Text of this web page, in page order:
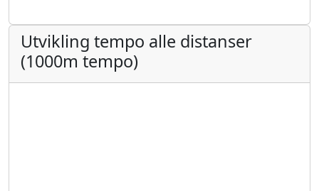
Utvikling tempo alle distanser
(1000m tempo)